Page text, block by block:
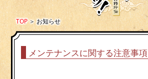
TOP＞お知らせ
メンテナンスに関する注意事項